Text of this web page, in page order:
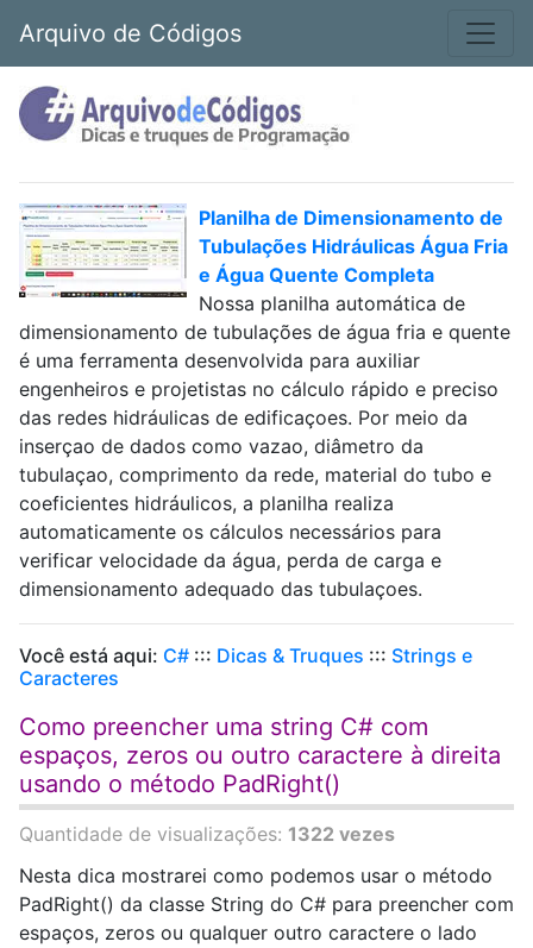
Arquivo de Códigos
Planilha de Dimensionamento de
Tubulações Hidráulicas Água Fria
e Água Quente Completa
Nossa planilha automática de
dimensionamento de tubulações de água fria e quente
é uma ferramenta desenvolvida para auxiliar
engenheiros e projetistas no cálculo rápido e preciso
das redes hidráulicas de edificaçoes. Por meio da
inserçao de dados como vazao, diâmetro da
tubulaçao, comprimento da rede, material do tubo e
coeficientes hidráulicos, a planilha realiza
automaticamente os cálculos necessários para
verificar velocidade da água, perda de carga e
dimensionamento adequado das tubulaçoes.
Você está aqui: C# ::: Dicas & Truques ::: Strings e
Caracteres
Como preencher uma string C# com
espaços, zeros ou outro caractere à direita
usando o método PadRight()
Quantidade de visualizações: 1322 vezes
Nesta dica mostrarei como podemos usar o método
PadRight() da classe String do C# para preencher com
espaços, zeros ou qualquer outro caractere o lado